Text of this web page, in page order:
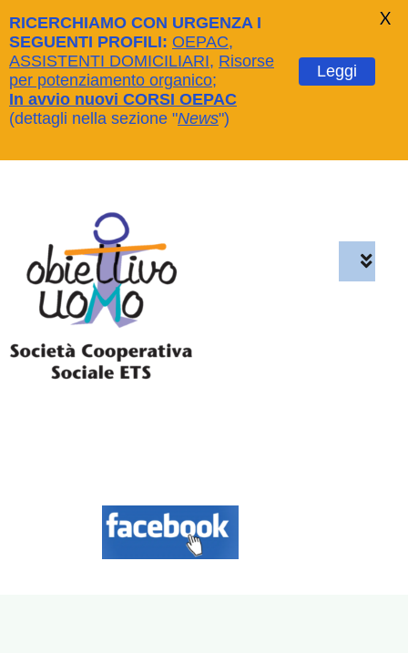
RICERCHIAMO CON URGENZA I
SEGUENTI PROFILI: OEPAC,
ASSISTENTI DOMICILIARI, Risorse
per potenziamento organico;
In avvio nuovi CORSI OEPAC
(dettagli nella sezione "News")
Leggi
X